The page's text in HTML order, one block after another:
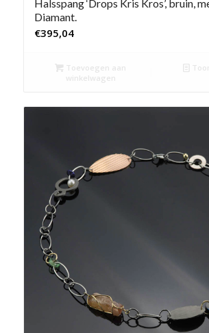
Halsspang ‘Drops Kris Kros’, bruin,
Diamant.
€395,04
Toevoegen aan
winkelwagen